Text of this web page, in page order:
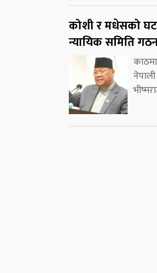
कोशी र मधेसको
न्यायिक समिति